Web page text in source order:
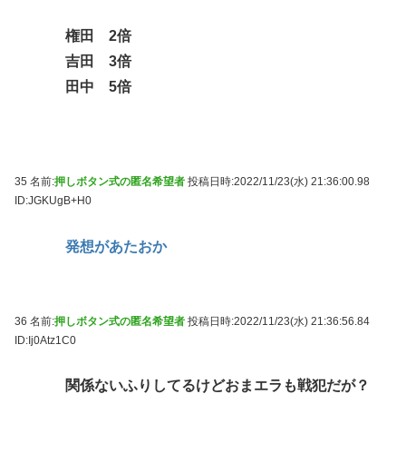
権田 2倍
吉田 3倍
田中 5倍
35 名前:押しボタン式の匿名希望者 投稿日時:2022/11/23(水) 21:36:00.98
ID:JGKUgB+H0
発想があたおか
36 名前:押しボタン式の匿名希望者 投稿日時:2022/11/23(水) 21:36:56.84
ID:Ij0Atz1C0
関係ないふりしてるけどおまエラも戦犯だが？